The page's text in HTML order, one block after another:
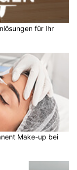
für Ihr
Make-up bei